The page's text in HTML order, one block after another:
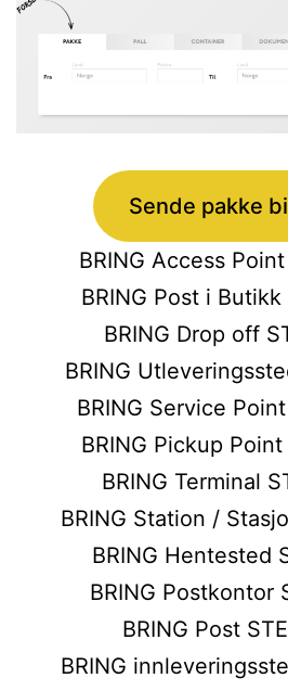
Sende pakke
BRING Access Point
BRING Post i Butikk
BRING Drop off
BRING
BRING Service
BRING Pickup Point
BRING Terminal
BRING Station /
BRING Hentested
BRING Postkontor
BRING Post
BRING